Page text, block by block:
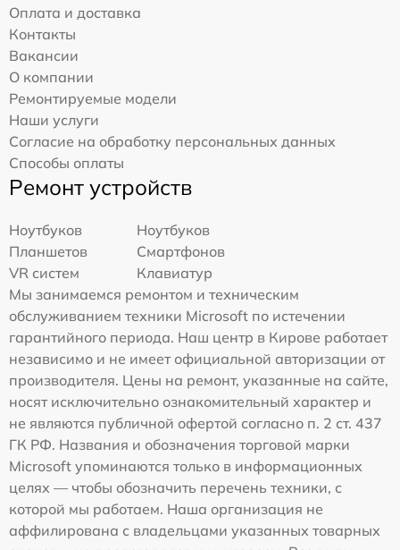
Оплата и доставка
Контакты
Вакансии
О компании
Ремонтируемые модели
Наши услуги
Согласие на обработку персональных данных
Способы оплаты
Ремонт устройств
Ноутбуков
Ноутбуков
Планшетов
Смартфонов
VR систем
Клавиатур
Мы занимаемся ремонтом и техническим
обслуживанием техники Microsoft по истечении
гарантийного периода. Наш центр в Кирове работает
независимо и не имеет официальной авторизации от
производителя. Цены на ремонт, указанные на сайте,
носят исключительно ознакомительный характер и
не являются публичной офертой согласно п. 2 ст. 437
ГК РФ. Названия и обозначения торговой марки
Microsoft упоминаются только в информационных
целях — чтобы обозначить перечень техники, с
которой мы работаем. Наша организация не
аффилирована с владельцами указанных товарных